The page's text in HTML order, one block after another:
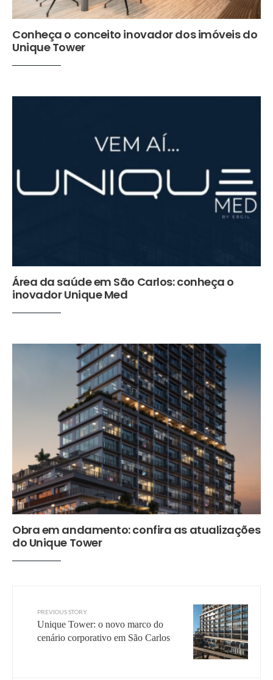
Conheça o conceito inovador dos imóveis do
Unique Tower
Área da saúde em São Carlos: conheça o
inovador Unique Med
Obra em andamento: confira as atualizações
do Unique Tower
PREVIOUS STORY
Unique Tower: o novo marco do
cenário corporativo em São Carlos